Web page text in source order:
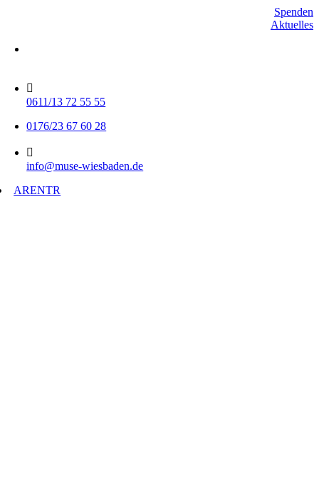
Spenden
Aktuelles
0611/13 72 55 55
0176/23 67 60 28
info@muse-wiesbaden.de
ARENTR